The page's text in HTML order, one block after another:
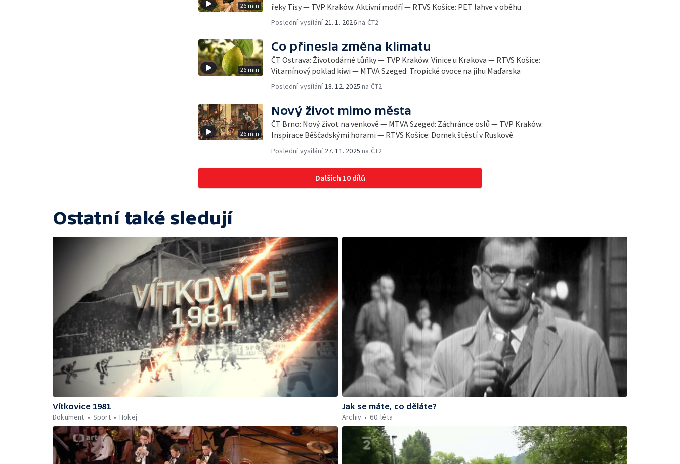
26 min
řeky Tisy — TVP Kraków: Aktivní modří — RTVS Košice: PET lahve v oběhu
Poslední vysílání 21. 1. 2026na ČT2
26 min
Co přinesla změna klimatu
ČT Ostrava: Životodárné tůňky — TVP Kraków: Vinice u Krakova — RTVS Košice:
Vitamínový poklad kiwi — MTVA Szeged: Tropické ovoce na jihu Maďarska
Poslední vysílání 18. 12. 2025 na ČT2
26 min
Nový život mimo města
ČT Brno: Nový život na venkově — MTVA Szeged: Záchránce oslů — TVP Kraków:
Inspirace Běščadskými horami — RTVS Košice: Domek štěstí v Ruskově
Poslední vysílání 27. 11. 2025 na ČT2
Dalších 10 dílů
Ostatní také sledují
Vítkovice 1981
Dokument
Sport Hokej
Jak se máte, co děláte?
Archiv
60. léta